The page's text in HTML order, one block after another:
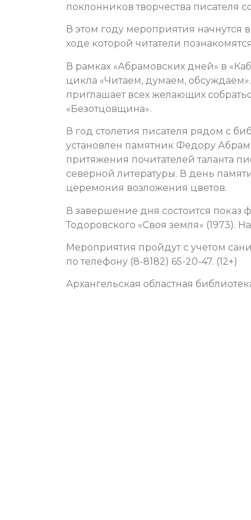
поклонников творчества писателя
В этом году мероприятия начнутся
ходе которой читатели
В рамках «Абрамовских дней» в
цикла «Читаем, думаем,
приглашает всех желающих
«Безотцовщина».
В год столетия писателя рядом с
установлен памятник Федору
притяжения почитателей таланта
северной литературы. В день
церемония возложения цветов.
В завершение дня состоится показ
Тодоровского «Своя земля» (1973).
Мероприятия пройдут с учетом
по телефону (8-8182) 65-20-47. (12+)
Архангельская областная